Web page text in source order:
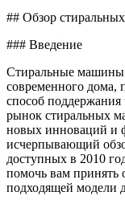
## Обзор
### Введение
Стиральные машины
современного дома,
способ
рынок стиральных
новых инноваций и
исчерпывающий
доступных в 2010
помочь вам принять
подходящей модели